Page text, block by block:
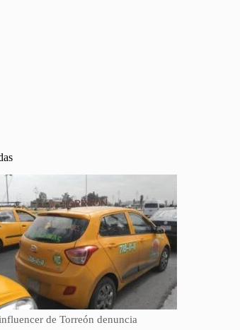
de Torreón denuncia